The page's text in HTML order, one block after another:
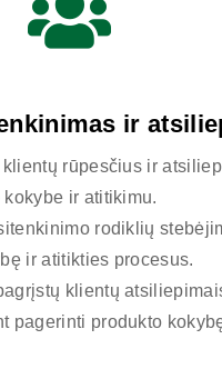
ir
rūpesčius ir
ir atitikimu.
rodiklių
ir atitikties procesus.
klientų
pagerinti produkto